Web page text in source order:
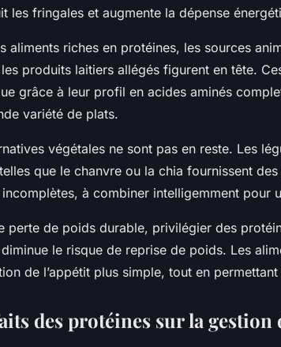
les fringales et augmente la dépense
aliments riches en protéines, les sources
produits laitiers allégés figurent en tête.
grâce à leur profil en acides aminés
variété de plats.
végétales ne sont pas en reste. Les
que le chanvre ou la chia fournissent
à combiner intelligemment pour
perte de poids durable, privilégier des
le risque de reprise de poids. Les
de l’appétit plus simple, tout en
des protéines sur la